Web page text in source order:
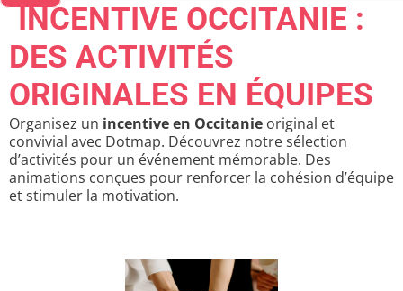
INCENTIVE OCCITANIE :
DES ACTIVITÉS
ORIGINALES EN ÉQUIPES
Organisez un incentive en Occitanie original et
convivial avec Dotmap. Découvrez notre sélection
d’activités pour un événement mémorable. Des
animations conçues pour renforcer la cohésion d’équipe
et stimuler la motivation.